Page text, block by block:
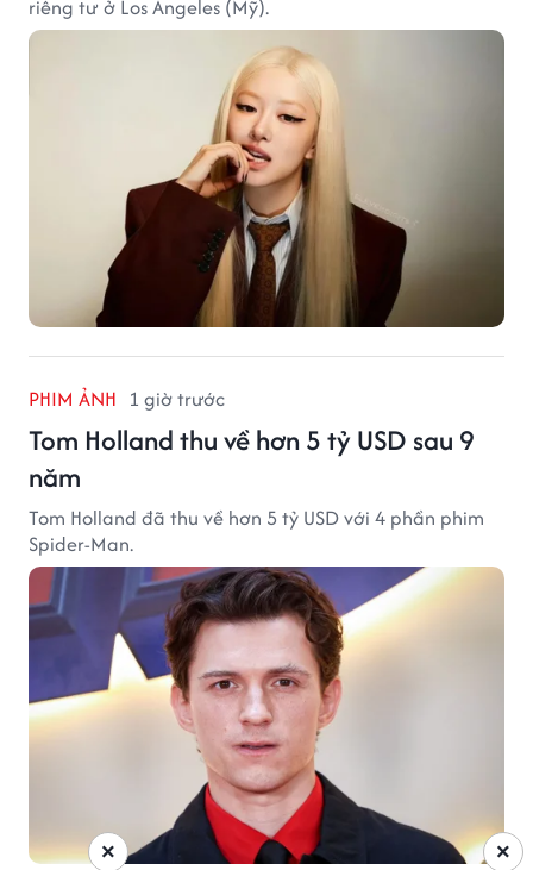
riêng tư ở Los Angeles (Mỹ).
PHIM ẢNH 1 giờ trước
Tom Holland thu về hơn 5 tỷ USD sau 9
năm
Tom Holland đã thu về hơn 5 tỷ USD với 4 phần phim
Spider-Man.
×
×